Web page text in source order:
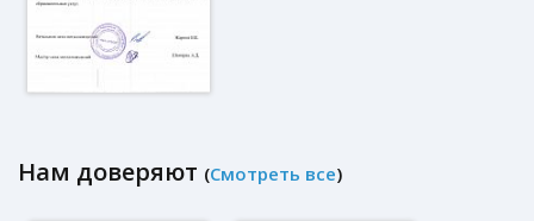
Нам доверяют (Смотреть все)